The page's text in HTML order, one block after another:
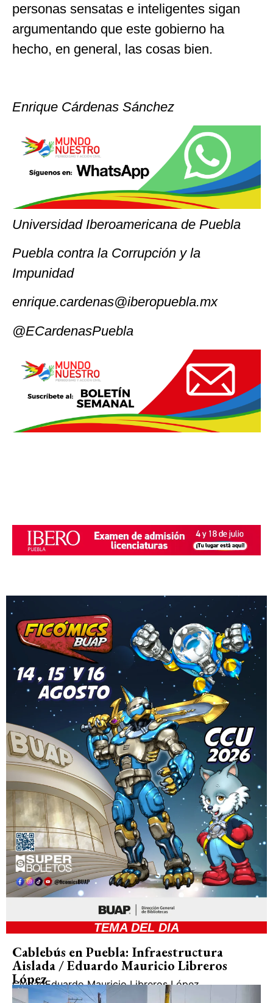
personas sensatas e inteligentes sigan
argumentando que este gobierno ha
hecho, en general, las cosas bien.
Enrique Cárdenas Sánchez
Universidad Iberoamericana de Puebla
Puebla contra la Corrupción y la
Impunidad
enrique.cardenas@iberopuebla.mx
@ECardenasPuebla
TEMA DEL DIA
Cablebús en Puebla: Infraestructura
Aislada / Eduardo Mauricio Libreros
López
CiudadEduardo Mauricio Libreros López